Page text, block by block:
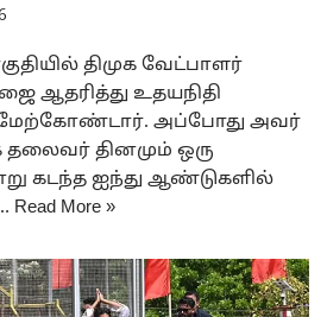
திமுக வேட்பாளர்
ஆதரித்து உதயநிதி
மேற்கோண்டார். அப்போது அவர்
தலைவர் தினமும் ஒரு
கடந்த ஐந்து ஆண்டுகளில்
Read More »